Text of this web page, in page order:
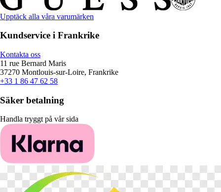
Upptäck alla våra varumärken
Kundservice i Frankrike
Kontakta oss
11 rue Bernard Maris
37270 Montlouis-sur-Loire, Frankrike
+33 1 86 47 62 58
Säker betalning
Handla tryggt på vår sida